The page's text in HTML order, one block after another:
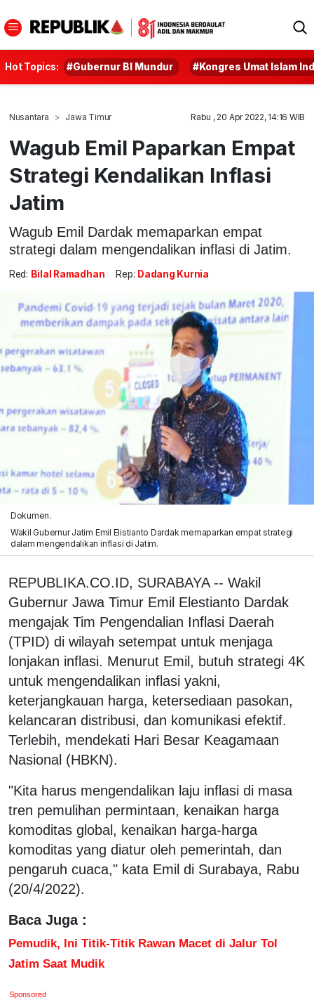
Hot Topics: #Gubernur BI Mundur #Kongres Umat Islam
Nusantara Jawa Timur Rabu , 20 Apr 2022, 14:16 WIB
Wagub Emil Paparkan Empat
Strategi Kendalikan Inflasi
Jatim
Wagub Emil Dardak memaparkan empat
strategi dalam mengendalikan inflasi di Jatim.
Red: Bilal Ramadhan Rep: Dadang Kurnia
Dokumen.
Wakil Gubernur Jatim Emil Elistianto Dardak memaparkan empat strategi
dalam mengendalikan inflasi di Jatim.
REPUBLIKA.CO.ID, SURABAYA -- Wakil
Gubernur Jawa Timur Emil Elestianto Dardak
mengajak Tim Pengendalian Inflasi Daerah
(TPID) di wilayah setempat untuk menjaga
lonjakan inflasi. Menurut Emil, butuh strategi 4K
untuk mengendalikan inflasi yakni,
keterjangkauan harga, ketersediaan pasokan,
kelancaran distribusi, dan komunikasi efektif.
Terlebih, mendekati Hari Besar Keagamaan
Nasional (HBKN).
"Kita harus mengendalikan laju inflasi di masa
tren pemulihan permintaan, kenaikan harga
komoditas global, kenaikan harga-harga
komoditas yang diatur oleh pemerintah, dan
pengaruh cuaca," kata Emil di Surabaya, Rabu
(20/4/2022).
Baca Juga :
Pemudik, Ini Titik-Titik Rawan Macet di Jalur Tol
Jatim Saat Mudik
Sponsored